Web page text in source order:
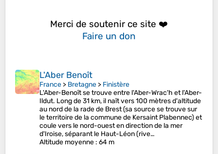
Merci de soutenir ce site ❤️
Faire un don
L'Aber Benoît
France > Bretagne > Finistère
L'Aber-Benoît se trouve entre l'Aber-Wrac'h et l'Aber-
Ildut. Long de 31 km, il naît vers 100 mètres d'altitude
au nord de la rade de Brest (sa source se trouve sur
le territoire de la commune de Kersaint Plabennec) et
coule vers le nord-ouest en direction de la mer
d'Iroise, séparant le Haut-Léon (rive…
Altitude moyenne : 64 m